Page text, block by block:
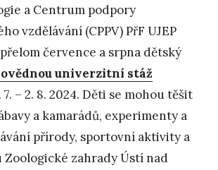
a Centrum podpory
vzdělávání (CPPV) PřF UJEP
července a srpna dětský
univerzitní stáž
– 2. 8. 2024. Děti se mohou těšit
a kamarádů, experimenty a
přírody, sportovní aktivity a
Zoologické zahrady Ústí nad